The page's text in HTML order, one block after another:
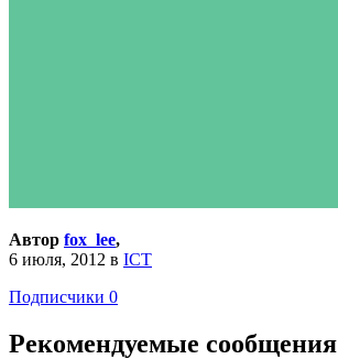
Автор fox_lee,
6 июля, 2012 в ICT
Подписчики 0
Рекомендуемые сообщения